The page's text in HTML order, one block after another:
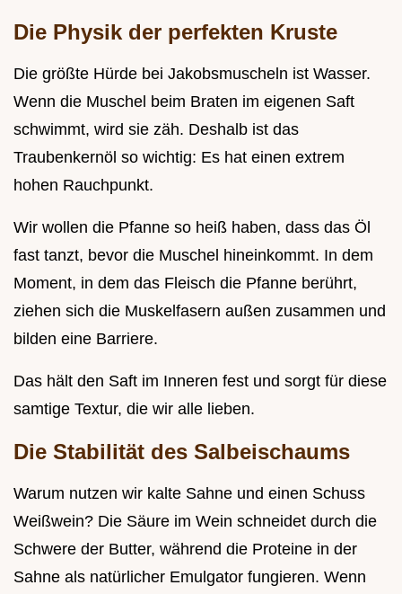
Die Physik der perfekten Kruste
Die größte Hürde bei Jakobsmuscheln ist Wasser.
Wenn die Muschel beim Braten im eigenen Saft
schwimmt, wird sie zäh. Deshalb ist das
Traubenkernöl so wichtig: Es hat einen extrem
hohen Rauchpunkt.
Wir wollen die Pfanne so heiß haben, dass das Öl
fast tanzt, bevor die Muschel hineinkommt. In dem
Moment, in dem das Fleisch die Pfanne berührt,
ziehen sich die Muskelfasern außen zusammen und
bilden eine Barriere.
Das hält den Saft im Inneren fest und sorgt für diese
samtige Textur, die wir alle lieben.
Die Stabilität des Salbeischaums
Warum nutzen wir kalte Sahne und einen Schuss
Weißwein? Die Säure im Wein schneidet durch die
Schwere der Butter, während die Proteine in der
Sahne als natürlicher Emulgator fungieren. Wenn